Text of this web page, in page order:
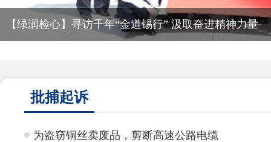
【绿润检心】寻访千年“金道锡行” 汲取奋进精神力量
批捕起诉
为盗窃铜丝卖废品，剪断高速公路电缆